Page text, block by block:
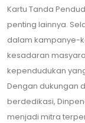
Kartu Tanda
penting lainnya.
dalam kampanye-
kesadaran
kependudukan
Dengan dukungan
berdedikasi,
menjadi mitra